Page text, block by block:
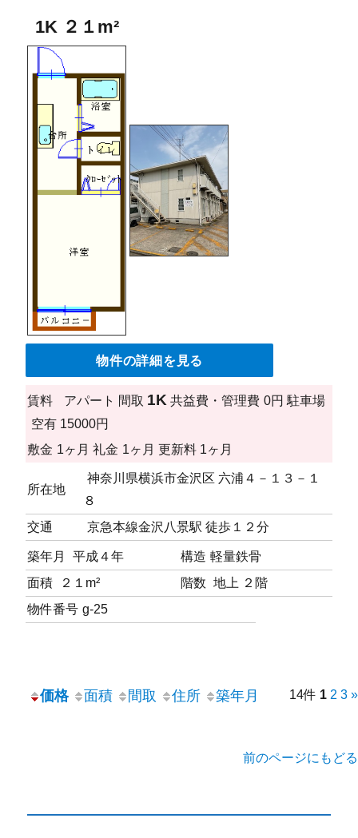
1K ２１m²
物件の詳細を見る
賃料 アパート 間取 1K 共益費・管理費 0円 駐車場
空有 15000円
敷金 1ヶ月 礼金 1ヶ月 更新料 1ヶ月
所在地
神奈川県横浜市金沢区 六浦４－１３－１
８
交通
京急本線金沢八景駅 徒歩１２分
築年月 平成４年 構造 軽量鉄骨
面積
２１m² 階数 地上 ２階
物件番号 g-25
価格 面積 間取 住所 築年月 14件 1 2 3 »
前のページにもどる